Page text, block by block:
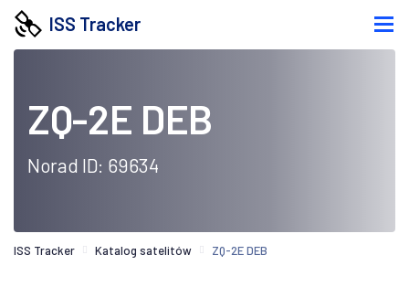
ISS Tracker
ZQ-2E DEB
Norad ID: 69634
ISS Tracker Katalog satelitów ZQ-2E DEB